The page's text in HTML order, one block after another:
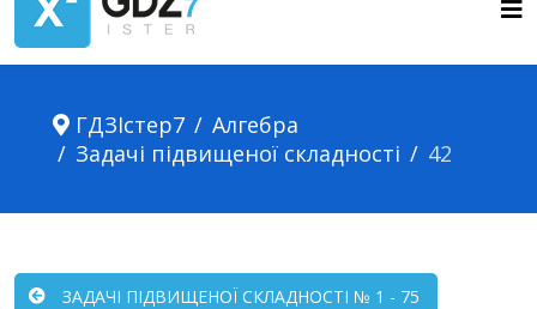
ГДЗІстер7
Алгебра
Задачі підвищеної складності
42
ЗАДАЧІ ПІДВИЩЕНОЇ СКЛАДНОСТІ № 1 - 75